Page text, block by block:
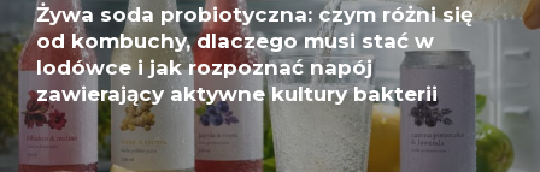
Żywa soda probiotyczna: czym różni się
od kombuchy, dlaczego musi stać w
lodówce i jak rozpoznać napój
zawierający aktywne kultury bakterii